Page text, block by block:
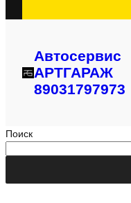
Автосервис
АРТГАРАЖ
89031797973
Поиск